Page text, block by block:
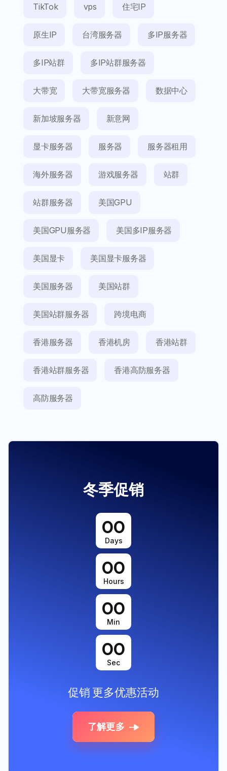
TikTok vps 住宅IP
原生IP 台湾服务器 多IP服务器
多IP站群 多IP站群服务器
大带宽 大带宽服务器 数据中心
新加坡服务器 新意网
显卡服务器 服务器 服务器租用
海外服务器 游戏服务器 站群
站群服务器 美国GPU
美国GPU服务器 美国多IP服务器
美国显卡 美国显卡服务器
美国服务器 美国站群
美国站群服务器 跨境电商
香港服务器 香港机房 香港站群
香港站群服务器 香港高防服务器
高防服务器
冬季促销
00
Days
00
Hours
00
Min
00
Sec
促销 更多优惠活动
了解更多